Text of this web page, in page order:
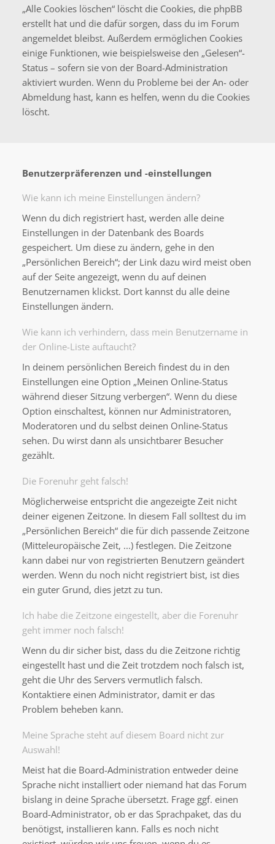
„Alle Cookies löschen“ löscht die Cookies, die phpBB
erstellt hat und die dafür sorgen, dass du im Forum
angemeldet bleibst. Außerdem ermöglichen Cookies
einige Funktionen, wie beispielsweise den „Gelesen“-
Status – sofern sie von der Board-Administration
aktiviert wurden. Wenn du Probleme bei der An- oder
Abmeldung hast, kann es helfen, wenn du die Cookies
löscht.
Benutzerpräferenzen und -einstellungen
Wie kann ich meine Einstellungen ändern?
Wenn du dich registriert hast, werden alle deine
Einstellungen in der Datenbank des Boards
gespeichert. Um diese zu ändern, gehe in den
„Persönlichen Bereich“; der Link dazu wird meist oben
auf der Seite angezeigt, wenn du auf deinen
Benutzernamen klickst. Dort kannst du alle deine
Einstellungen ändern.
Wie kann ich verhindern, dass mein Benutzername in
der Online-Liste auftaucht?
In deinem persönlichen Bereich findest du in den
Einstellungen eine Option „Meinen Online-Status
während dieser Sitzung verbergen“. Wenn du diese
Option einschaltest, können nur Administratoren,
Moderatoren und du selbst deinen Online-Status
sehen. Du wirst dann als unsichtbarer Besucher
gezählt.
Die Forenuhr geht falsch!
Möglicherweise entspricht die angezeigte Zeit nicht
deiner eigenen Zeitzone. In diesem Fall solltest du im
„Persönlichen Bereich“ die für dich passende Zeitzone
(Mitteleuropäische Zeit, ...) festlegen. Die Zeitzone
kann dabei nur von registrierten Benutzern geändert
werden. Wenn du noch nicht registriert bist, ist dies
ein guter Grund, dies jetzt zu tun.
Ich habe die Zeitzone eingestellt, aber die Forenuhr
geht immer noch falsch!
Wenn du dir sicher bist, dass du die Zeitzone richtig
eingestellt hast und die Zeit trotzdem noch falsch ist,
geht die Uhr des Servers vermutlich falsch.
Kontaktiere einen Administrator, damit er das
Problem beheben kann.
Meine Sprache steht auf diesem Board nicht zur
Auswahl!
Meist hat die Board-Administration entweder deine
Sprache nicht installiert oder niemand hat das Forum
bislang in deine Sprache übersetzt. Frage ggf. einen
Board-Administrator, ob er das Sprachpaket, das du
benötigst, installieren kann. Falls es noch nicht